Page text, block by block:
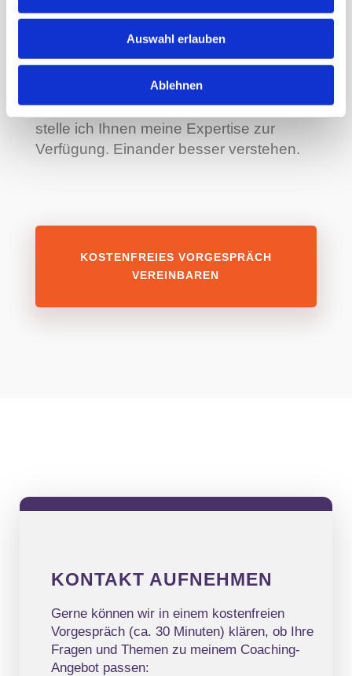
Auswahl erlauben
Ablehnen
und vertrauensvolle Kommunikatiion. Das
größte Problem in der Kommunikation ist
zu glauben, sie habe stattgefunden. Als
langjährige Kommunikationsexpertin
stelle ich Ihnen meine Expertise zur
Verfügung. Einander besser verstehen.
KOSTENFREIES VORGESPRÄCH
VEREINBAREN
KONTAKT AUFNEHMEN
Gerne können wir in einem kostenfreien
Vorgespräch (ca. 30 Minuten) klären, ob Ihre
Fragen und Themen zu meinem Coaching-
Angebot passen: